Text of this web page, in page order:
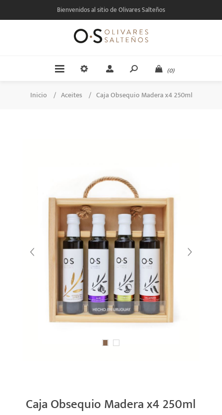
Bienvenidos al sitio de Olivares Salteños
(0)
Inicio / Aceites / Caja Obsequio Madera x4 250ml
Caja Obsequio Madera x4 250ml